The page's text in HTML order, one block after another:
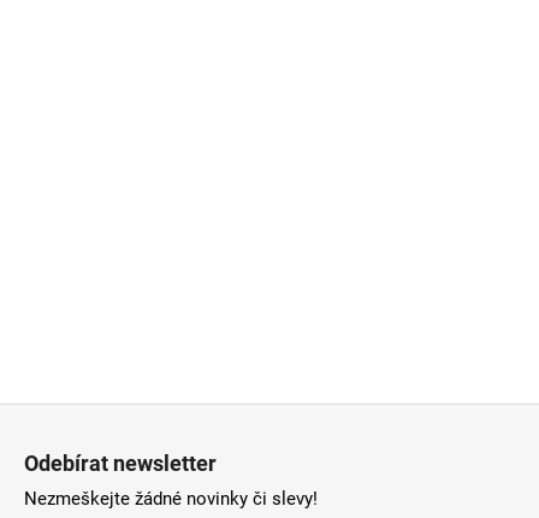
Odebírat newsletter
Nezmeškejte žádné novinky či slevy!